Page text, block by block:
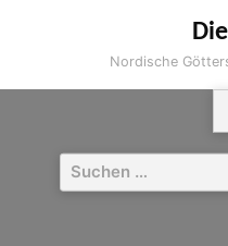
Nordische
Suchen
nach: